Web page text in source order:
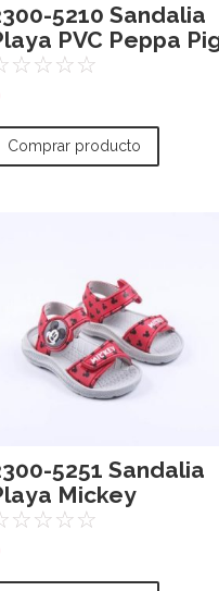
5210 Sandalia
PVC Peppa
☆☆☆☆
Comprar producto
5251 Sandalia
Mickey
☆☆☆☆